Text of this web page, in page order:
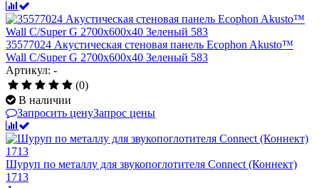
35577024 Акустическая стеновая панель Ecophon Akusto™
Wall C/Super G 2700x600x40 Зеленый 583
Артикул: -
(0)
В наличии
Запросить ценуЗапрос цены
Шуруп по металлу для звукопоглотителя Connect (Коннект)
1713